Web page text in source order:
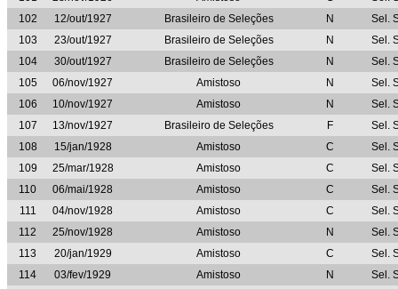
102
12/out/1927 Brasileiro de Seleções N
Sel.
103
23/out/1927 Brasileiro de Seleções N
Sel.
104
30/out/1927 Brasileiro de Seleções N
Sel.
105
06/nov/1927 Amistoso N
Sel.
106
10/nov/1927 Amistoso N
Sel.
107
13/nov/1927 Brasileiro de Seleções F
Sel.
108
15/jan/1928 Amistoso C
Sel.
109
25/mar/1928 Amistoso C
Sel.
110
06/mai/1928 Amistoso C
Sel.
111
04/nov/1928 Amistoso C
Sel.
112
25/nov/1928 Amistoso N
Sel.
113
20/jan/1929 Amistoso C
Sel.
114
03/fev/1929 Amistoso N
Sel.